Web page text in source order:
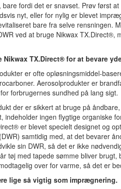
fordi det er snavset. Prøv først
nyt, eller for nylig er blevet
bare fra selve rensningen.
ved at bruge Nikwax TX.Direct®,
TX.Direct® for at bevare
er ofte opløsningsmiddel-
Aerosolprodukter er
forbrugernes sundhed på lang sigt.
der er sikkert at bruge på
ingen flygtige organiske
er blevet specielt designet og
samtidig med, at det bevarer
sin DWR, så det er ikke
tøj med tapede sømme bliver
over for varme, så det er
lige så vigtig som imprægnering.